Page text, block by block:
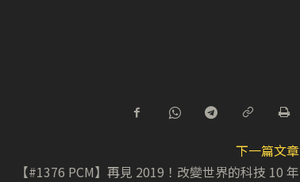
下一篇文章
【#1376 PCM】再見 2019！改變世界的科技 10 年